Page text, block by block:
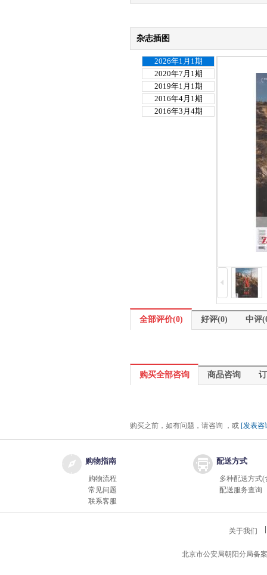
杂志插图
2026年1月1期
2020年7月1期
2019年1月1期
2016年4月1期
2016年3月4期
全部评价(0)
全部评价(0) 好评(0) 中评
购买全部咨询
购买全部咨询 商品咨询
购买之前，如有问题，请咨询 ，或 [发表咨
购物指南
购物流程
常见问题
联系客服
配送方式
多种配送方式(
配送服务查询
关于我们
北京市公安局朝阳分局备